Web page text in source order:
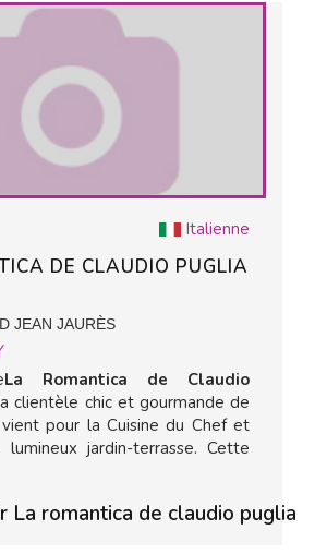
Italienne
DE CLAUDIO PUGLIA
JEAN JAURÈS
La Romantica de Claudio
clientèle chic et gourmande de
pour la Cuisine du Chef et
jardin-terrasse. Cette
La romantica de claudio puglia